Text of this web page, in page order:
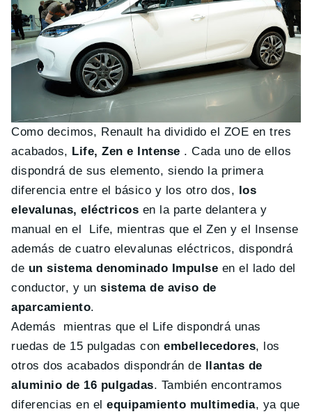
Como decimos, Renault ha dividido el ZOE en tres
acabados, Life, Zen e Intense . Cada uno de ellos
dispondrá de sus elemento, siendo la primera
diferencia entre el básico y los otro dos, los
elevalunas, eléctricos en la parte delantera y
manual en el Life, mientras que el Zen y el Insense
además de cuatro elevalunas eléctricos, dispondrá
de un sistema denominado Impulse en el lado del
conductor, y unsistema de aviso de
aparcamiento.
Además mientras que el Life dispondrá unas
ruedas de 15 pulgadas conembellecedores, los
otros dos acabados dispondrán de llantas de
aluminio de 16 pulgadas. También encontramos
diferencias en elequipamiento multimedia, ya que